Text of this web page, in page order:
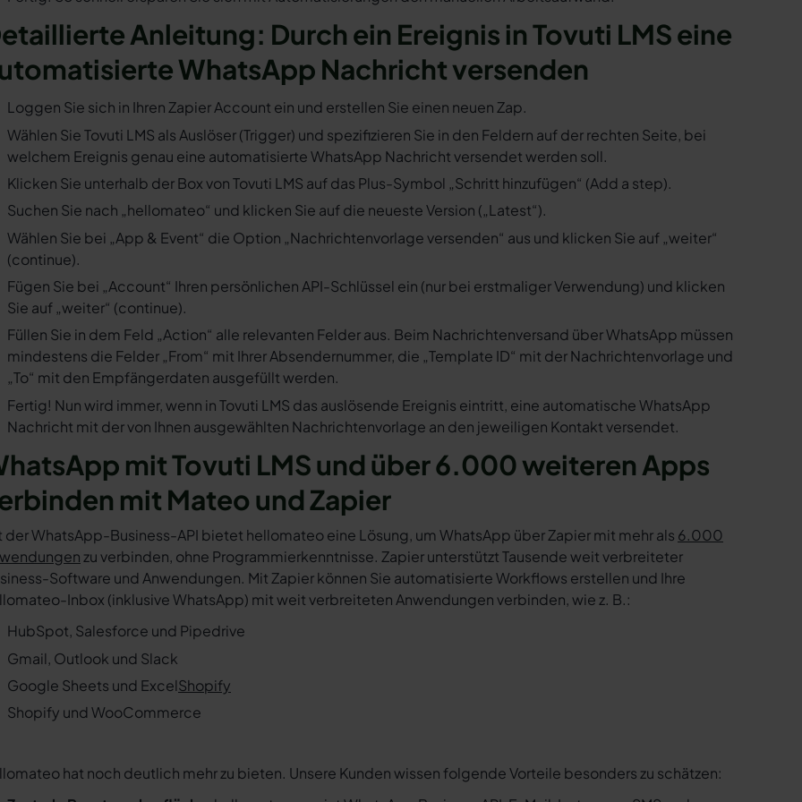
Anleitung: Durch ein Ereignis in Tovuti LMS eine
WhatsApp Nachricht versenden
Loggen Sie sich in Ihren Zapier Account ein und erstellen Sie einen neuen Zap.
Wählen Sie Tovuti LMS als Auslöser (Trigger) und spezifizieren Sie in den Feldern auf der rechten Seite, bei
welchem Ereignis genau eine automatisierte WhatsApp Nachricht versendet werden soll.
Klicken Sie unterhalb der Box von Tovuti LMS auf das Plus-Symbol „Schritt hinzufügen“ (Add a step).
Suchen Sie nach „hellomateo“ und klicken Sie auf die neueste Version („Latest“).
Wählen Sie bei „App & Event“ die Option „Nachrichtenvorlage versenden“ aus und klicken Sie auf „weiter“
(continue).
Fügen Sie bei „Account“ Ihren persönlichen API-Schlüssel ein (nur bei erstmaliger Verwendung) und klicken
Sie auf „weiter“ (continue).
Füllen Sie in dem Feld „Action“ alle relevanten Felder aus. Beim Nachrichtenversand über WhatsApp müssen
mindestens die Felder „From“ mit Ihrer Absendernummer, die „Template ID“ mit der Nachrichtenvorlage und
„To“ mit den Empfängerdaten ausgefüllt werden.
Fertig! Nun wird immer, wenn in Tovuti LMS das auslösende Ereignis eintritt, eine automatische WhatsApp
Nachricht mit der von Ihnen ausgewählten Nachrichtenvorlage an den jeweiligen Kontakt versendet.
mit Tovuti LMS und über 6.000 weiteren Apps
mit Mateo und Zapier
der WhatsApp-Business-API bietet hellomateo eine Lösung, um WhatsApp über Zapier mit mehr als 6.000
zu verbinden, ohne Programmierkenntnisse. Zapier unterstützt Tausende weit verbreiteter
Software und Anwendungen. Mit Zapier können Sie automatisierte Workflows erstellen und Ihre
Inbox (inklusive WhatsApp) mit weit verbreiteten Anwendungen verbinden, wie z. B.:
HubSpot, Salesforce und Pipedrive
Gmail, Outlook und Slack
Google Sheets und ExcelShopify
Shopify und WooCommerce
hat noch deutlich mehr zu bieten. Unsere Kunden wissen folgende Vorteile besonders zu schätzen: